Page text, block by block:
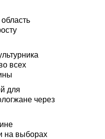
всех
для
через
на выборах